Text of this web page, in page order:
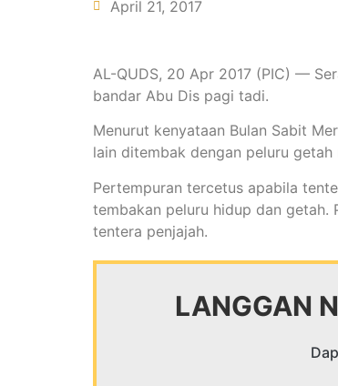
April 21, 2017
AL-QUDS, 20 Apr 2017 (PIC) —
bandar Abu Dis pagi tadi.
Menurut kenyataan Bulan Sabit
lain ditembak dengan peluru
Pertempuran tercetus apabila
tembakan peluru hidup dan getah.
tentera penjajah.
LANGGAN